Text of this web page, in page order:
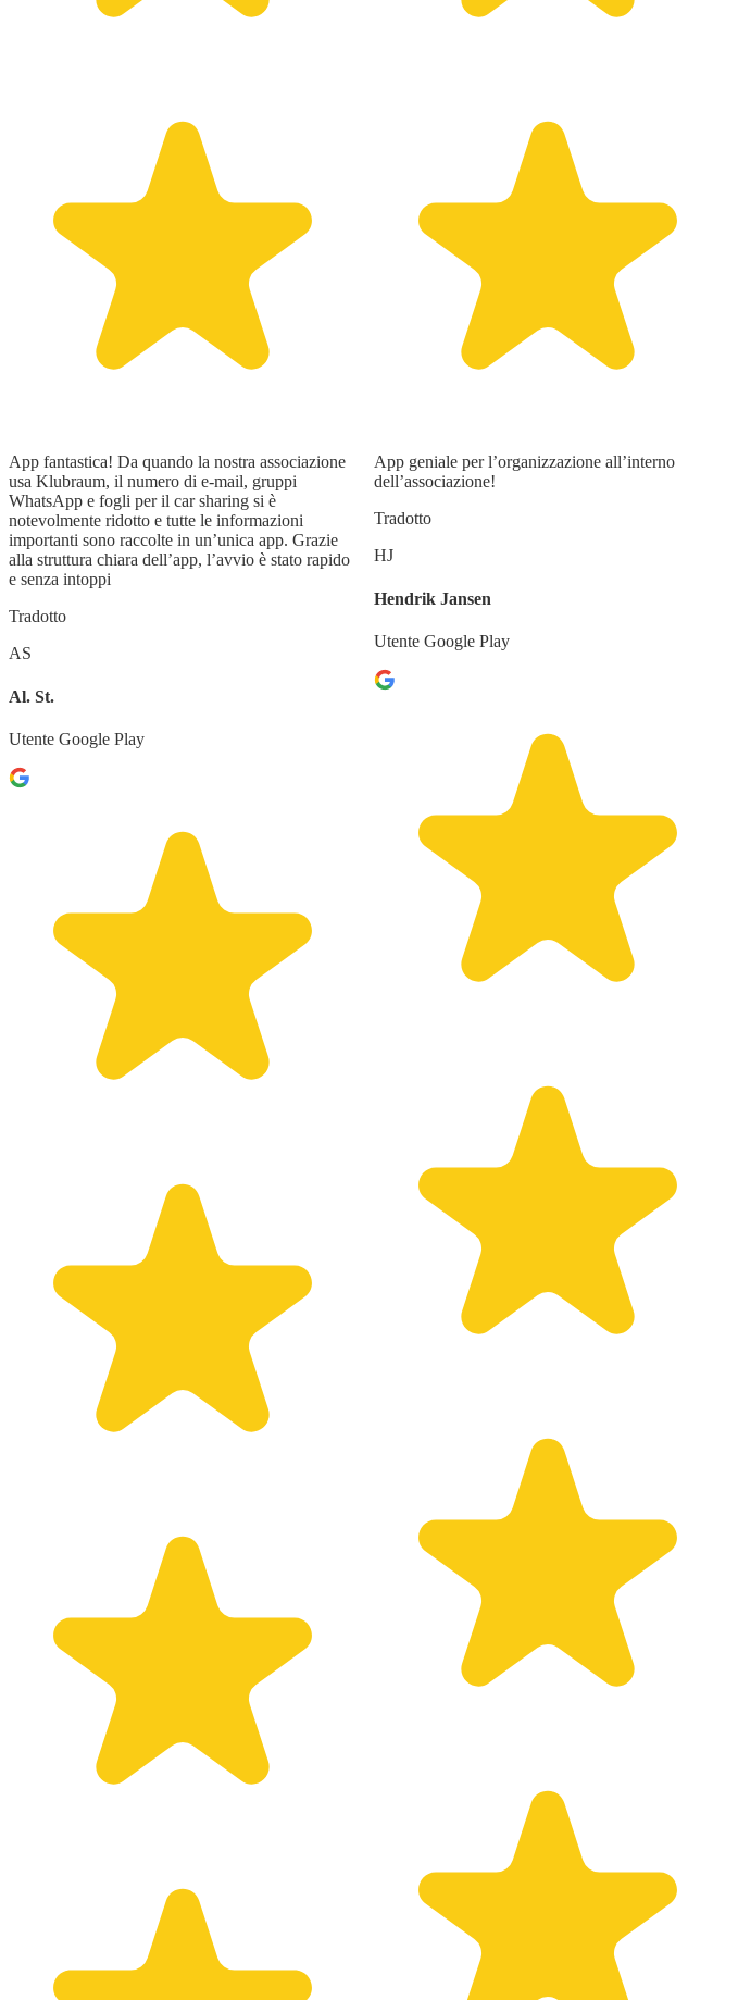
App fantastica! Da quando la nostra associazione
usa Klubraum, il numero di e-mail, gruppi
WhatsApp e fogli per il car sharing si è
notevolmente ridotto e tutte le informazioni
importanti sono raccolte in un’unica app. Grazie
alla struttura chiara dell’app, l’avvio è stato rapido
e senza intoppi
Tradotto
AS
Al. St.
Utente Google Play
App geniale per l’organizzazione all’interno
dell’associazione!
Tradotto
HJ
Hendrik Jansen
Utente Google Play